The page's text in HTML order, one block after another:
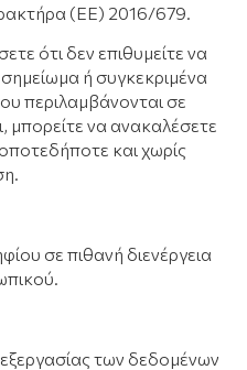
(ΕΕ) 2016/679.
ότι δεν επιθυμείτε να
ή συγκεκριμένα
περιλαμβάνονται σε
μπορείτε να ανακαλέσετε
και χωρίς
σε πιθανή διενέργεια
των δεδομένων